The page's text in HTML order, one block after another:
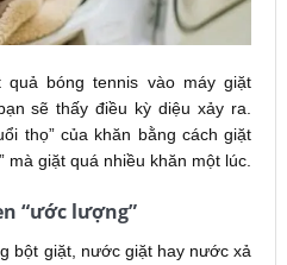
bóng tennis vào máy giặt
sẽ thấy điều kỳ diệu xảy ra.
thọ” của khăn bằng cách giặt
mà giặt quá nhiều khăn một lúc.
“ước lượng”
bột giặt, nước giặt hay nước xả